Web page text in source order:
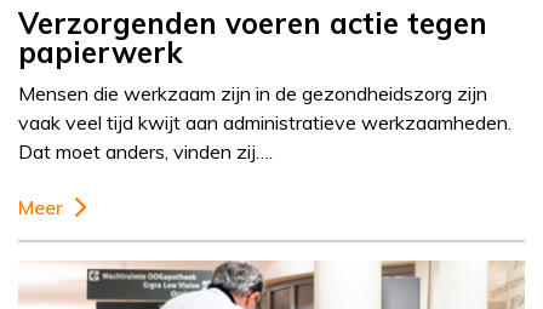
Verzorgenden voeren actie tegen
papierwerk
Mensen die werkzaam zijn in de gezondheidszorg zijn
vaak veel tijd kwijt aan administratieve werkzaamheden.
Dat moet anders, vinden zij….
Meer